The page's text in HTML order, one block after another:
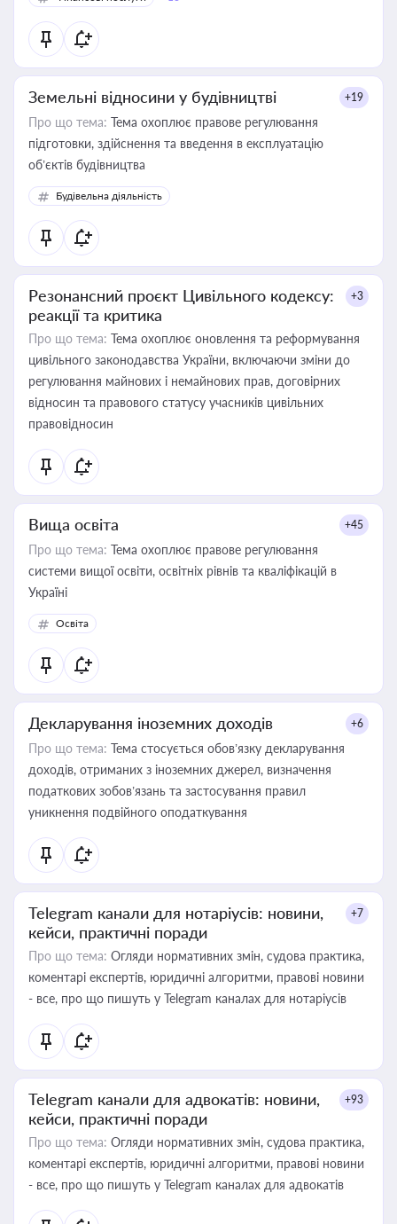
Земельні відносини у будівництві +19
Про що тема: Тема охоплює правове регулювання
підготовки, здійснення та введення в експлуатацію
об’єктів будівництва
Будівельна діяльність
Резонансний проєкт Цивільного кодексу:
реакції та критика
+3
Про що тема: Тема охоплює оновлення та реформування
цивільного законодавства України, включаючи зміни до
регулювання майнових і немайнових прав, договірних
відносин та правового статусу учасників цивільних
правовідносин
Вища освіта +45
Про що тема: Тема охоплює правове регулювання
системи вищої освіти, освітніх рівнів та кваліфікацій в
Україні
Освіта
Декларування іноземних доходів +6
Про що тема: Тема стосується обов’язку декларування
доходів, отриманих з іноземних джерел, визначення
податкових зобов’язань та застосування правил
уникнення подвійного оподаткування
Telegram канали для нотаріусів: новини,
кейси, практичні поради
+7
Про що тема: Огляди нормативних змін, судова практика,
коментарі експертів, юридичні алгоритми, правові новини
- все, про що пишуть у Telegram каналах для нотаріусів
Telegram канали для адвокатів: новини,
кейси, практичні поради
+93
Про що тема: Огляди нормативних змін, судова практика,
коментарі експертів, юридичні алгоритми, правові новини
- все, про що пишуть у Telegram каналах для адвокатів